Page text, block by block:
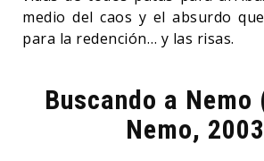
medio del caos y el absurdo
para la redención… y las risas.
Buscando a Nemo
Nemo,